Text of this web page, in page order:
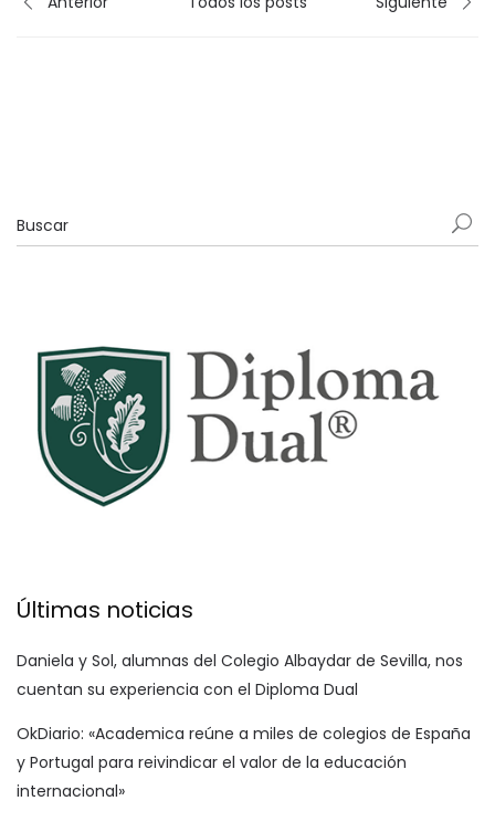
Últimas noticias
Daniela y Sol, alumnas del Colegio Albaydar de Sevilla, nos
cuentan su experiencia con el Diploma Dual
OkDiario: «Academica reúne a miles de colegios de España
y Portugal para reivindicar el valor de la educación
internacional»